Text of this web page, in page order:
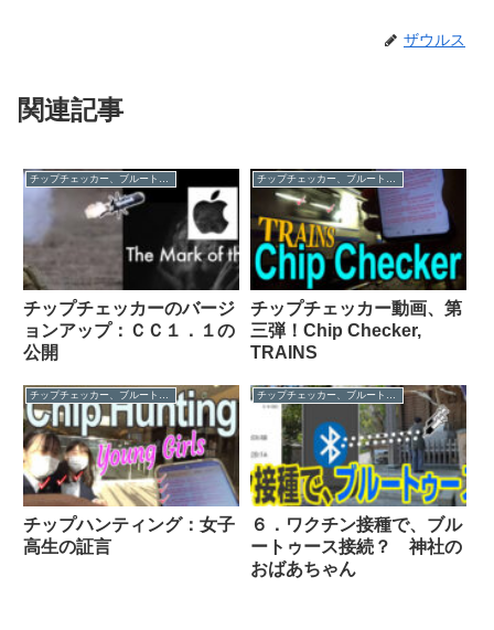
ザウルス
関連記事
チップチェッカー、ブルートゥース人間
チップチェッカーのバージ
ョンアップ：ＣＣ１．１の
公開
チップチェッカー、ブルートゥース人間
チップチェッカー動画、第
三弾！Chip Checker,
TRAINS
チップチェッカー、ブルートゥース人間
チップハンティング：女子
高生の証言
チップチェッカー、ブルートゥース人間
６．ワクチン接種で、ブル
ートゥース接続？ 神社の
おばあちゃん